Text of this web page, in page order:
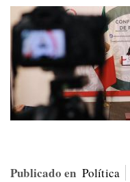
Publicado en Política